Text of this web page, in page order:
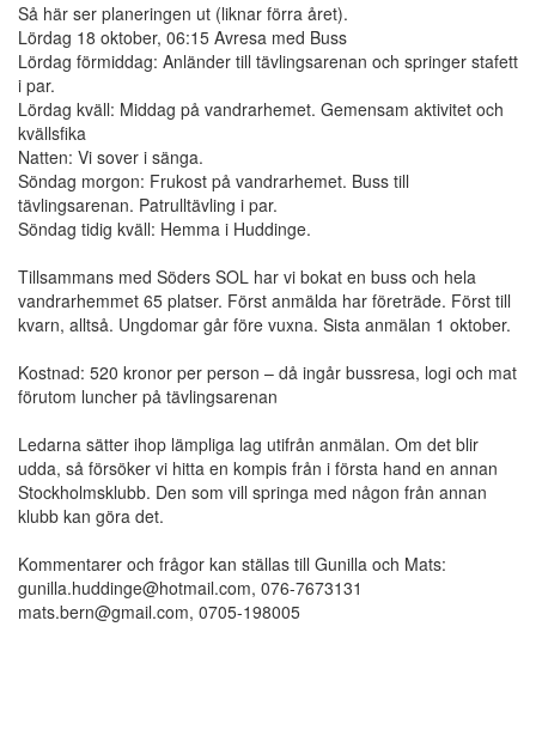
Så här ser planeringen ut (liknar förra året).
Lördag 18 oktober, 06:15 Avresa med Buss
Lördag förmiddag: Anländer till tävlingsarenan och springer stafett
i par.
Lördag kväll: Middag på vandrarhemet. Gemensam aktivitet och
kvällsfika
Natten: Vi sover i sänga.
Söndag morgon: Frukost på vandrarhemet. Buss till
tävlingsarenan. Patrulltävling i par.
Söndag tidig kväll: Hemma i Huddinge.
Tillsammans med Söders SOL har vi bokat en buss och hela
vandrarhemmet 65 platser. Först anmälda har företräde. Först till
kvarn, alltså. Ungdomar går före vuxna. Sista anmälan 1 oktober.
Kostnad: 520 kronor per person – då ingår bussresa, logi och mat
förutom luncher på tävlingsarenan
Ledarna sätter ihop lämpliga lag utifrån anmälan. Om det blir
udda, så försöker vi hitta en kompis från i första hand en annan
Stockholmsklubb. Den som vill springa med någon från annan
klubb kan göra det.
Kommentarer och frågor kan ställas till Gunilla och Mats:
gunilla.huddinge@hotmail.com, 076-7673131
mats.bern@gmail.com, 0705-198005